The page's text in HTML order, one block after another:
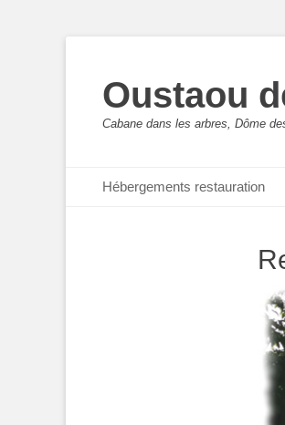
Oustaou
Cabane dans les arbres, Dôme
Menu principal
Hébergements restauration